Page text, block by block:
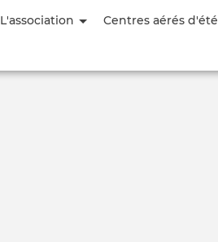
Aller
principal
L'association Centres aérés d'été